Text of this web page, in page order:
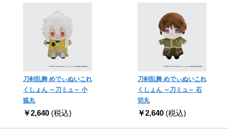
刀剣乱舞 めでぃぬいこれ
くしょん ～刀ミュ～ 小
狐丸
￥2,640 (税込)
刀剣乱舞 めでぃぬいこれ
くしょん ～刀ミュ～ 石
切丸
￥2,640 (税込)